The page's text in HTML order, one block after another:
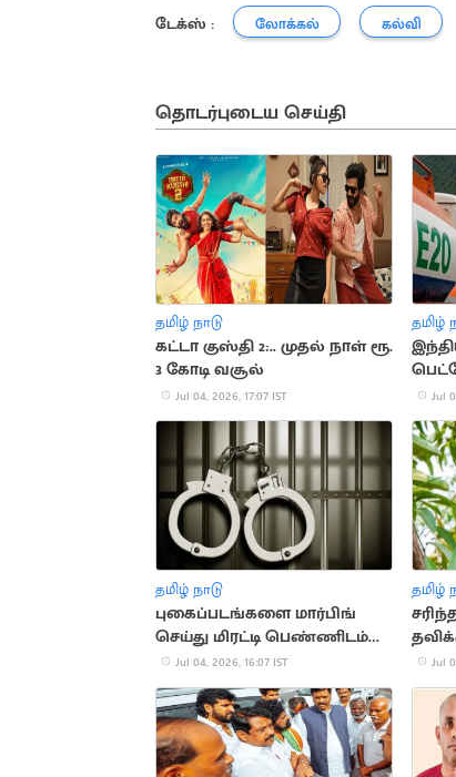
டேக்ஸ் : லோக்கல் கல்வி
தொடர்புடைய செய்தி
தமிழ் நாடு
கட்டா குஸ்தி 2:.. முதல் நாள் ரூ.
3 கோடி வசூல்
Jul 04, 2026, 17:07 IST
தமிழ்
Jul
தமிழ் நாடு
புகைப்படங்களை மார்பிங்
செய்து மிரட்டி பெண்ணிடம்
பணம் பறிப்பு
Jul 04, 2026, 16:07 IST
தமிழ்
Jul